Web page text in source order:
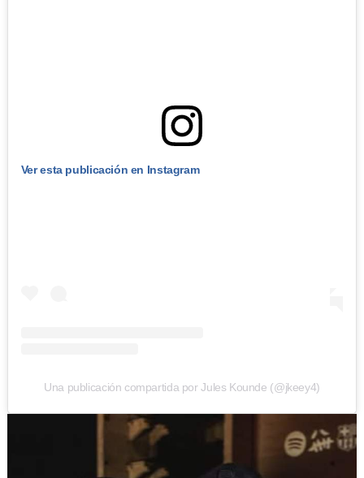
Ver esta publicación en Instagram
Una publicación compartida por Jules Kounde (@jkeey4)